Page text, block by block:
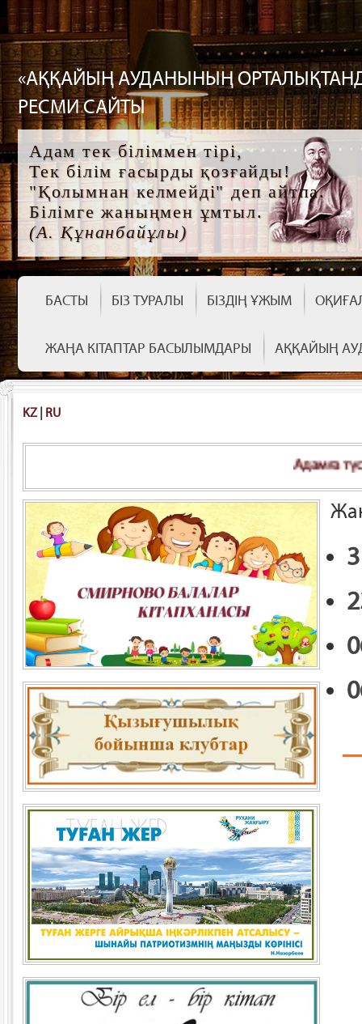
«АҚҚАЙЫҢ АУДАНЫНЫҢ
РЕСМИ САЙТЫ
Адам тек біліммен тірі,
Тек білім ғасырды қозғайды!
"Қолымнан келмейді" деп айтпа.
Білімге жаныңмен ұмтыл.
(А. Құнанбайұлы)
БАСТЫ БІЗ ТУРАЛЫ БІЗДІҢ ҰЖЫМ
ЖАҢА КІТАПТАР БАСЫЛЫМДАРЫ АҚҚАЙЫҢ
KZ RU
Адамға түсініксіз болса –